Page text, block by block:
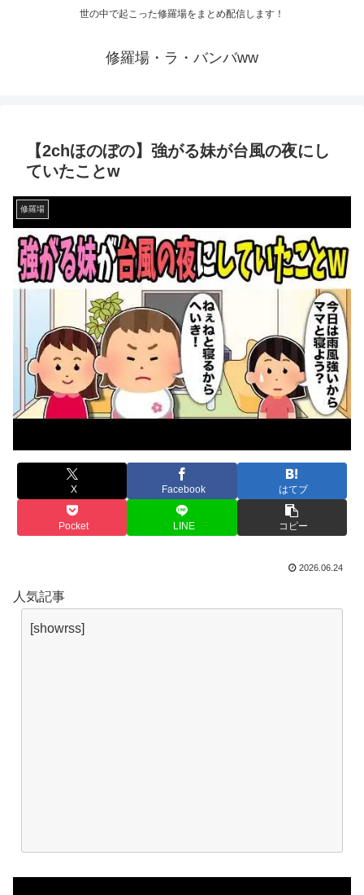
世の中で起こった修羅場をまとめ配信します！
修羅場・ラ・バンバww
【2chほのぼの】強がる妹が台風の夜にし
ていたことw
修羅場
X Facebook はてブ
Pocket LINE コピー
2026.06.24
人気記事
[showrss]